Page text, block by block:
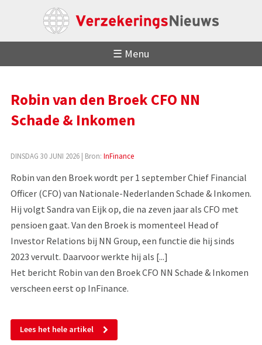
☰ Menu
Robin van den Broek CFO NN
Schade & Inkomen
DINSDAG 30 JUNI 2026| Bron: InFinance
Robin van den Broek wordt per 1 september Chief Financial
Officer (CFO) van Nationale-Nederlanden Schade & Inkomen.
Hij volgt Sandra van Eijk op, die na zeven jaar als CFO met
pensioen gaat. Van den Broek is momenteel Head of
Investor Relations bij NN Group, een functie die hij sinds
2023 vervult. Daarvoor werkte hij als [...]
Het bericht Robin van den Broek CFO NN Schade & Inkomen
verscheen eerst op InFinance.
Lees het hele artikel